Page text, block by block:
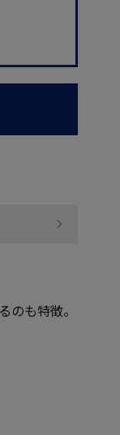
のも特徴。